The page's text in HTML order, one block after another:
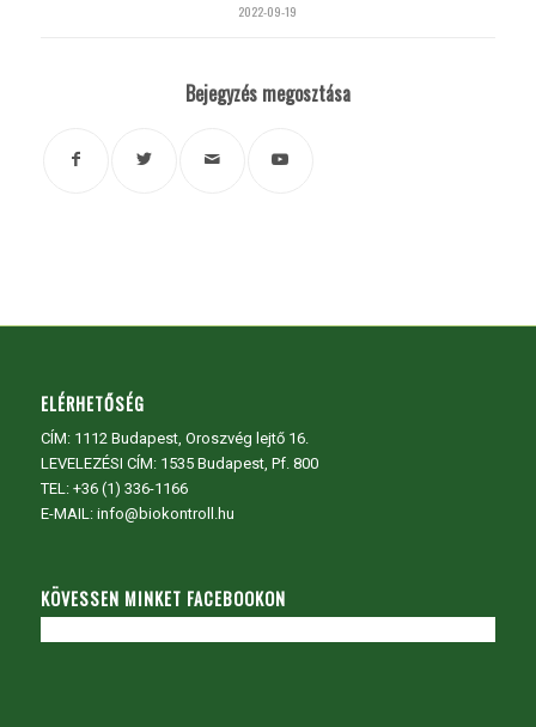
2022-09-19
Bejegyzés megosztása
ELÉRHETŐSÉG
CÍM: 1112 Budapest, Oroszvég lejtő 16.
LEVELEZÉSI CÍM: 1535 Budapest, Pf. 800
TEL: +36 (1) 336-1166
E-MAIL: info@biokontroll.hu
KÖVESSEN MINKET FACEBOOKON